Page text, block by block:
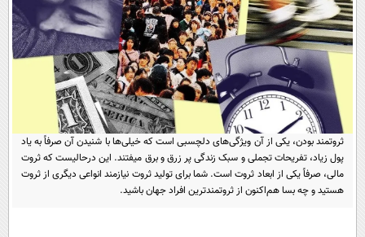
محیط زیست
سفر و تفریح
فناوری و It
علمی
اخبار کریپتو
قرآن
گوناگون
سرگرمی
باشگاه مغز
مجله تصویری سلاح
فیلم
اقتصاد
ورزش
سیاست
سرگرمی
عصر ایران 2
خواندنی ها و دیدنی ها
داستان کوتاه
پیامک
آموزش زبان
ثروتمند بودن، یکی از آن ویژگی‌های دلچسبی است که خیلی‌ها با شنیدن آن صرفاً به یاد
پول زیاد، تفریحات تجملی و سبک زندگی پر زرق و برق میفتند. این درحالیست که ثروت
مالی، صرفاً یکی از ابعاد ثروت است. شما برای تولید ثروت نیازمند انواعی دیگری از ثروت
هستید و چه بسا هم‌اکنون از ثروتمندترین افراد جهان باشید.